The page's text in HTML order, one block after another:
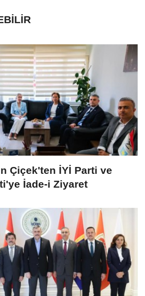
Çiçek'ten İYİ Parti ve
İade-i Ziyaret